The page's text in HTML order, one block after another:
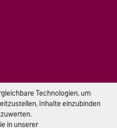
Technologien, um
Inhalte einzubinden
in unserer